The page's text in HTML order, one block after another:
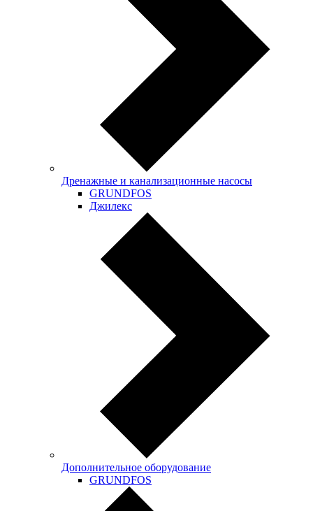
Дренажные и канализационные насосы
GRUNDFOS
Джилекс
Дополнительное оборудование
GRUNDFOS